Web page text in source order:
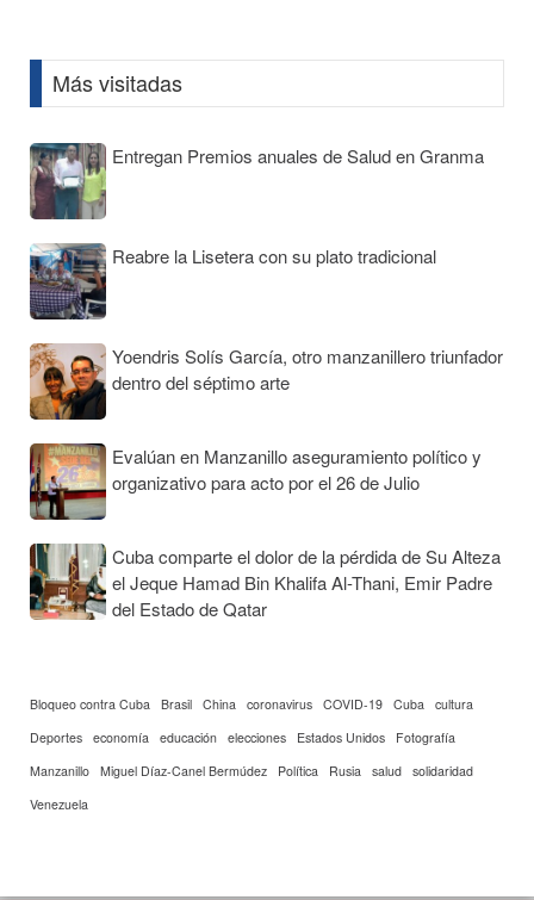
Más visitadas
Entregan Premios anuales de Salud en Granma
Reabre la Lisetera con su plato tradicional
Yoendris Solís García, otro manzanillero triunfador
dentro del séptimo arte
Evalúan en Manzanillo aseguramiento político y
organizativo para acto por el 26 de Julio
Cuba comparte el dolor de la pérdida de Su Alteza
el Jeque Hamad Bin Khalifa Al-Thani, Emir Padre
del Estado de Qatar
Bloqueo contra Cuba Brasil China coronavirus COVID-19 Cuba
cultura
Deportes economía educación elecciones Estados Unidos
Fotografía
Manzanillo Miguel Díaz-Canel Bermúdez Política Rusia salud solidaridad
Venezuela